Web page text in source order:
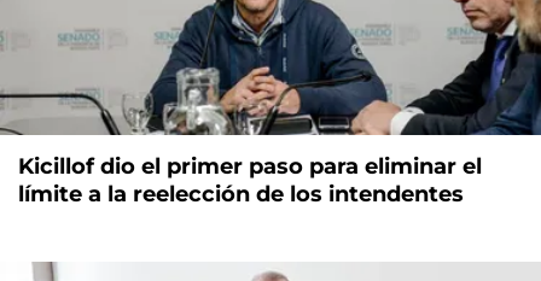
Kicillof dio el primer paso para eliminar el
límite a la reelección de los intendentes